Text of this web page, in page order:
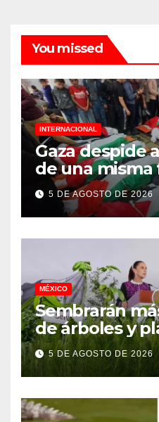
You missed
INTERNACIONAL
Gaza despide
de una misma
asesinados
genocidio
5 DE AGOSTO DE 2026
MÉXICO
Sembrarán
de árboles y
Jornada
Reforestación
5 DE AGOSTO DE 2026